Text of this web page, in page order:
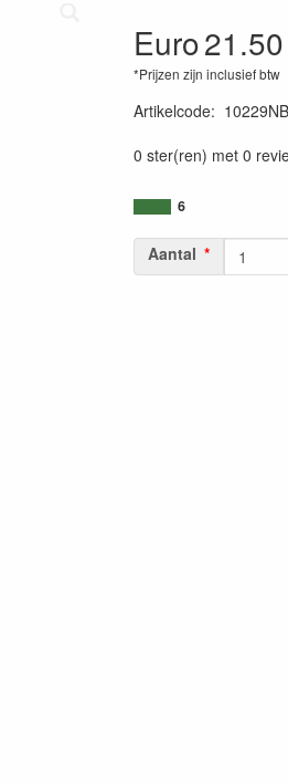
Euro21.50
*Prijzen zijn inclusief btw
Artikelcode: 10229NB
0 ster(ren) met 0
6
Aantal